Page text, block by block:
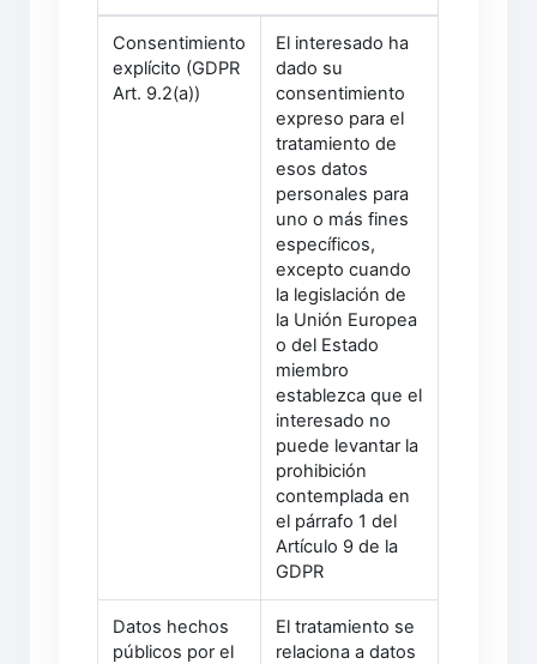
Consentimiento
explícito (GDPR
Art. 9.2(a))
El interesado ha
dado su
consentimiento
expreso para el
tratamiento de
esos datos
personales para
uno o más fines
específicos,
excepto cuando
la legislación de
la Unión Europea
o del Estado
miembro
establezca que el
interesado no
puede levantar la
prohibición
contemplada en
el párrafo 1 del
Artículo 9 de la
GDPR
Datos hechos
públicos por el
El tratamiento se
relaciona a datos